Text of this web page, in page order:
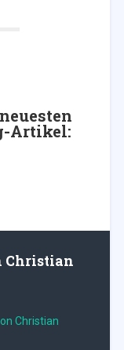
Artikel:
Christian
Christian